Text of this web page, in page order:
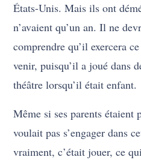
États-Unis. Mais ils ont
n’avaient qu’un an. Il ne
comprendre qu’il exercera
venir, puisqu’il a joué dans
théâtre lorsqu’il était enfant.
Même si ses parents étaient
voulait pas s’engager dans
vraiment, c’était jouer, ce